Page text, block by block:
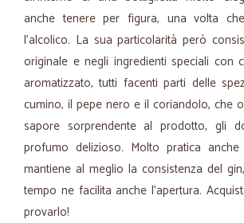
anche tenere per figura, una volta
l’alcolico. La sua particolarità però
originale e negli ingredienti speciali con
aromatizzato, tutti facenti parti delle
cumino, il pepe nero e il coriandolo, che
sapore sorprendente al prodotto, gli
profumo delizioso. Molto pratica
mantiene al meglio la consistenza del
tempo ne facilita anche l’apertura.
provarlo!